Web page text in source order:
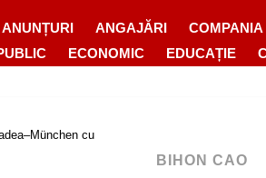
ANUNȚURI ANGAJĂRI
COMPANIA
ECONOMIC EDUCAȚIE
cu
BIHON CAO